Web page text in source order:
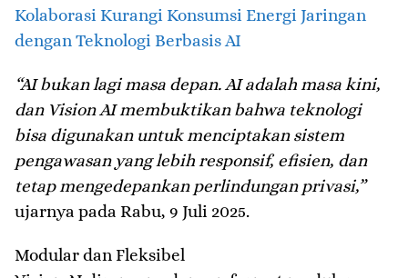
Kolaborasi Kurangi Konsumsi Energi Jaringan
dengan Teknologi Berbasis AI
“AI bukan lagi masa depan. AI adalah masa kini,
dan Vision AI membuktikan bahwa teknologi
bisa digunakan untuk menciptakan sistem
pengawasan yang lebih responsif, efisien, dan
tetap mengedepankan perlindungan privasi,”
ujarnya pada Rabu, 9 Juli 2025.
Modular dan Fleksibel